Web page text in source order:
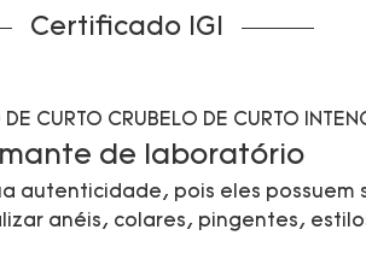
Certificado IGI
de laboratório
autenticidade, pois eles
anéis, colares, pingentes,